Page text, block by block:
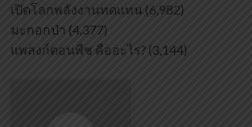
เปิดโลกพลังงานทดแทน (6,982)
มะกอกป่า (4,377)
แพลงก์ตอนพืช คืออะไร? (3,144)